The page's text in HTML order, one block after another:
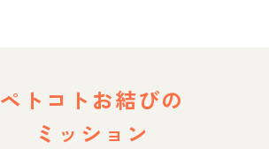
ペトコトお結びの
ミッション